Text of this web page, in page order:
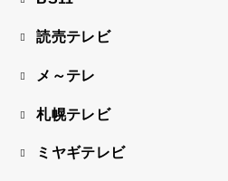
読売テレビ
メ～テレ
札幌テレビ
ミヤギテレビ